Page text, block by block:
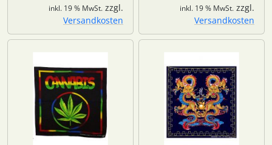
inkl. 19 % MwSt. zzgl.
Versandkosten
inkl. 19 % MwSt. zzgl.
Versandkosten